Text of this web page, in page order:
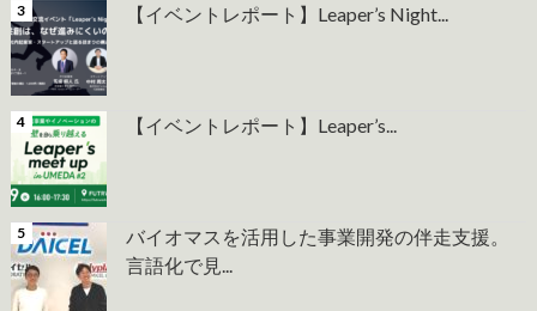
【イベントレポート】Leaper’s Night...
【イベントレポート】Leaper’s...
バイオマスを活用した事業開発の伴走支援。
言語化で見...